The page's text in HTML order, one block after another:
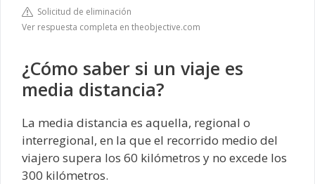
Solicitud de eliminación
Ver respuesta completa en theobjective.com
¿Cómo saber si un viaje es
media distancia?
La media distancia es aquella, regional o
interregional, en la que el recorrido medio del
viajero supera los 60 kilómetros y no excede los
300 kilómetros.